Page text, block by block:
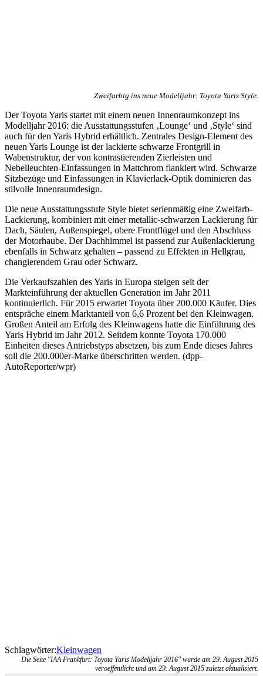
Zweifarbig ins neue Modelljahr: Toyota Yaris Style.
Der Toyota Yaris startet mit einem neuen Innenraumkonzept ins
Modelljahr 2016: die Ausstattungsstufen ‚Lounge‘ und ‚Style‘ sind
auch für den Yaris Hybrid erhältlich. Zentrales Design-Element des
neuen Yaris Lounge ist der lackierte schwarze Frontgrill in
Wabenstruktur, der von kontrastierenden Zierleisten und
Nebelleuchten-Einfassungen in Mattchrom flankiert wird. Schwarze
Sitzbezüge und Einfassungen in Klavierlack-Optik dominieren das
stilvolle Innenraumdesign.
Die neue Ausstattungsstufe Style bietet serienmäßig eine Zweifarb-
Lackierung, kombiniert mit einer metallic-schwarzen Lackierung für
Dach, Säulen, Außenspiegel, obere Frontflügel und den Abschluss
der Motorhaube. Der Dachhimmel ist passend zur Außenlackierung
ebenfalls in Schwarz gehalten – passend zu Effekten in Hellgrau,
changierendem Grau oder Schwarz.
Die Verkaufszahlen des Yaris in Europa steigen seit der
Markteinführung der aktuellen Generation im Jahr 2011
kontinuierlich. Für 2015 erwartet Toyota über 200.000 Käufer. Dies
entspräche einem Marktanteil von 6,6 Prozent bei den Kleinwagen.
Großen Anteil am Erfolg des Kleinwagens hatte die Einführung des
Yaris Hybrid im Jahr 2012. Seitdem konnte Toyota 170.000
Einheiten dieses Antriebstyps absetzen, bis zum Ende dieses Jahres
soll die 200.000er-Marke überschritten werden. (dpp-
AutoReporter/wpr)
Schlagwörter:Kleinwagen
Die Seite "IAA Frankfurt: Toyota Yaris Modelljahr 2016" wurde am 29. August 2015
veroeffentlicht und am 29. August 2015 zuletzt aktualisiert.